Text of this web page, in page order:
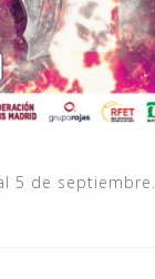
5 de septiembre.